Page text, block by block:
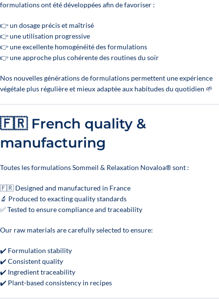
formulations ont été développées afin de favoriser :
👉 un dosage précis et maîtrisé
👉 une utilisation progressive
👉 une excellente homogénéité des formulations
👉 une approche plus cohérente des routines du soir
Nos nouvelles générations de formulations permettent une expérience
végétale plus régulière et mieux adaptée aux habitudes du quotidien 🌱
🇫🇷 French quality &
manufacturing
Toutes les formulations Sommeil & Relaxation Novaloa® sont :
🇫🇷 Designed and manufactured in France
🔬 Produced to exacting quality standards
✅ Tested to ensure compliance and traceability
Our raw materials are carefully selected to ensure:
✔️ Formulation stability
✔️ Consistent quality
✔️ Ingredient traceability
✔️ Plant-based consistency in recipes